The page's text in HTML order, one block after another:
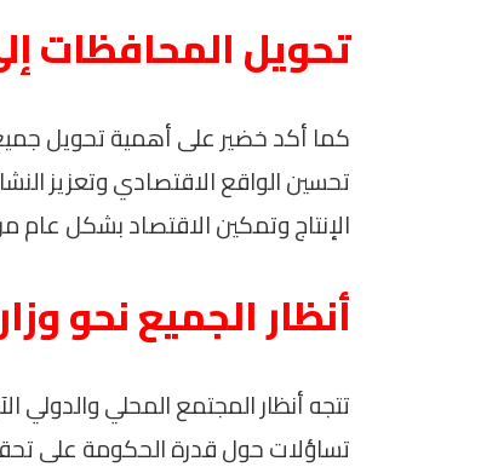
تحويل المحافظات
كما أكد خضير على أهمية تحويل
تحسين الواقع الاقتصادي وتعزيز
الإنتاج وتمكين الاقتصاد بشكل عام
أنظار الجميع نحو
تتجه أنظار المجتمع المحلي والدولي
تساؤلات حول قدرة الحكومة على